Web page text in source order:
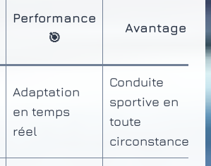
Performance
🎯
Avantage
Adaptation
en temps
réel
Conduite
sportive en
toute
circonstance